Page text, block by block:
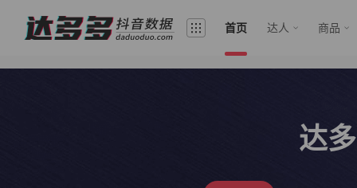
首页 达人 商品
达